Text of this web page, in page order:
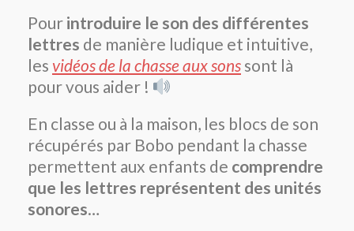
Pour introduire le son des différentes
lettres de manière ludique et intuitive,
les vidéos de la chasse aux sons sont là
pour vous aider !
En classe ou à la maison, les blocs de son
récupérés par Bobo pendant la chasse
permettent aux enfants de comprendre
que les lettres représentent des unités
sonores…